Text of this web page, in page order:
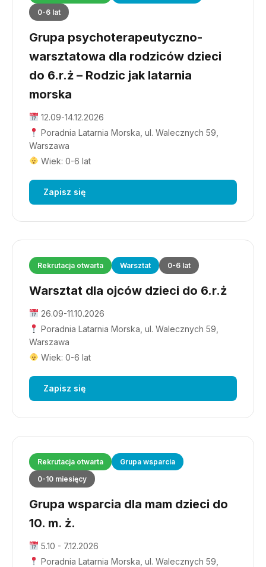
0-6 lat
Grupa psychoterapeutyczno-
warsztatowa dla rodziców dzieci
do 6.r.ż – Rodzic jak latarnia
morska
12.09-14.12.2026
Poradnia Latarnia Morska, ul. Walecznych 59,
Warszawa
Wiek: 0-6 lat
Zapisz się
Rekrutacja otwarta Warsztat 0-6 lat
Warsztat dla ojców dzieci do 6.r.ż
26.09-11.10.2026
Poradnia Latarnia Morska, ul. Walecznych 59,
Warszawa
Wiek: 0-6 lat
Zapisz się
Rekrutacja otwarta
Grupa wsparcia
0-10 miesięcy
Grupa wsparcia dla mam dzieci do
10. m. ż.
5.10 - 7.12.2026
Poradnia Latarnia Morska, ul. Walecznych 59,